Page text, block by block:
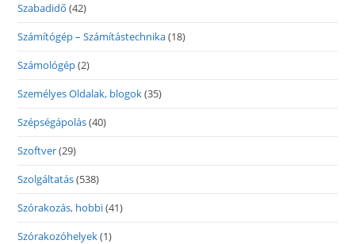
Szabadidő (42)
Számítógép – Számítástechnika(18)
Számológép(2)
Személyes Oldalak, blogok(35)
Szépségápolás(40)
Szoftver(29)
Szolgáltatás(538)
Szórakozás, hobbi(41)
Szórakozóhelyek(1)